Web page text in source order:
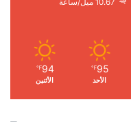
95
℉
الأحد
94
℉
الأثنين